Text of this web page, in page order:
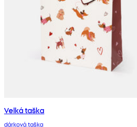
Velká taška
dárková taška